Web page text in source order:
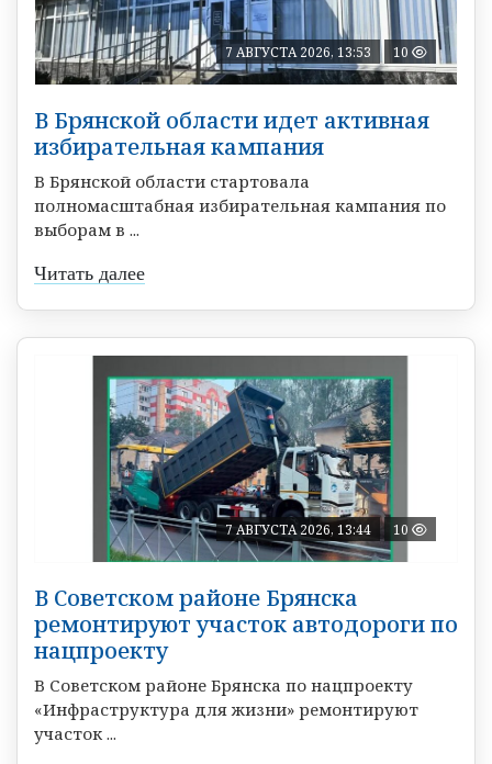
7 АВГУСТА 2026, 13:53 10
В Брянской области идет активная
избирательная кампания
В Брянской области стартовала
полномасштабная избирательная кампания по
выборам в ...
Читать далее
7 АВГУСТА 2026, 13:44 10
В Советском районе Брянска
ремонтируют участок автодороги по
нацпроекту
В Советском районе Брянска по нацпроекту
«Инфраструктура для жизни» ремонтируют
участок ...